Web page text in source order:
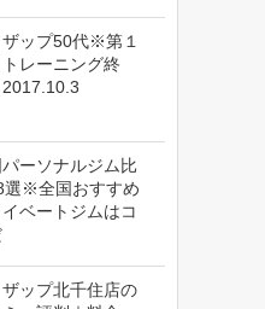
ザップ50代※第１
レーニング終
2017.10.3
ーソナルジム比
選※全国おすすめ
ベートジムはコ
ップ北千住店の